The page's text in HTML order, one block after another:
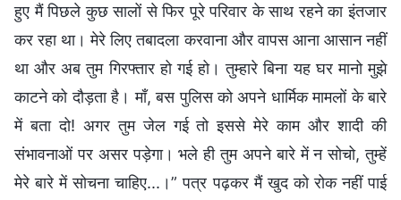
हुए मैं पिछले कुछ सालों से फिर पूरे परिवार के साथ रहने का इंतजार
कर रहा था। मेरे लिए तबादला करवाना और वापस आना आसान नहीं
था और अब तुम गिरफ्तार हो गई हो। तुम्हारे बिना यह घर मानो मुझे
काटने को दौड़ता है। माँ, बस पुलिस को अपने धार्मिक मामलों के बारे
में बता दो! अगर तुम जेल गई तो इससे मेरे काम और शादी की
संभावनाओं पर असर पड़ेगा। भले ही तुम अपने बारे में न सोचो, तुम्हें
मेरे बारे में सोचना चाहिए...।” पत्र पढ़कर मैं खुद को रोक नहीं पाई